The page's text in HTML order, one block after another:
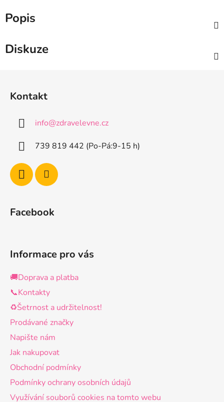
Popis
Diskuze
Kontakt
info@zdravelevne.cz
739 819 442 (Po-Pá:9-15 h)
Facebook
Informace pro vás
🚚Doprava a platba
📞Kontakty
♻️Šetrnost a udržitelnost!
Prodávané značky
Napište nám
Jak nakupovat
Obchodní podmínky
Podmínky ochrany osobních údajů
Využívání souborů cookies na tomto webu